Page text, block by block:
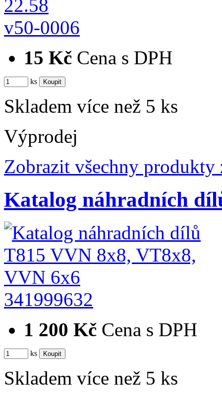
v50-0006
15 Kč Cena s DPH
ks
Skladem více než 5 ks
Výprodej
Zobrazit všechny
Katalog náhradních
341999632
1 200 Kč Cena s DPH
ks
Skladem více než 5 ks